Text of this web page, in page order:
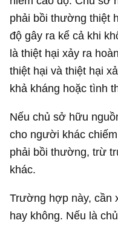
phải bồi thường thiệt
độ gây ra kể cả khi
là thiệt hại xảy ra
thiệt hại và thiệt hại
khả kháng hoặc tình
Nếu chủ sở hữu
cho người khác
phải bồi thường, trừ
khác.
Trường hợp này, cần
hay không. Nếu là